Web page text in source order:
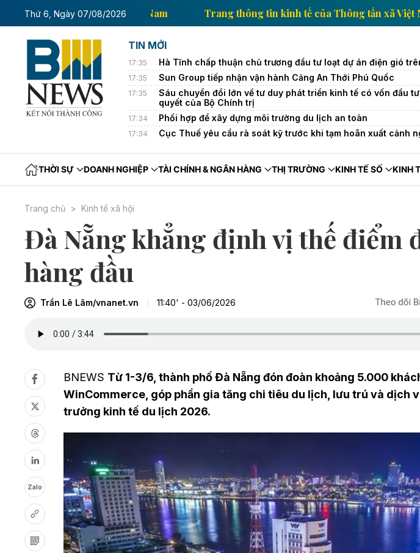
Thứ 6, Ngày 07/08/2026
thông tin kinh tế của Thông tấn xã Việt Nam Trang thông tin kinh tế của Thông
TIN MỚI
17:35 Hà Tĩnh chấp thuận chủ trương đầu tư loạt dự án điện gió
17:35 Sun Group tiếp nhận vận hành Cảng An Thới Phú Quốc
17:35
Sáu chuyển đổi lớn về tư duy phát triển kinh tế có vốn đầu
quyết của Bộ Chính trị
17:34 Phối hợp để xây dựng môi trường du lịch an toàn
17:34 Cục Thuế yêu cầu rà soát kỹ trước khi tạm hoãn xuất cảnh
THỜI SỰ DOANH NGHIỆP TÀI CHÍNH & NGÂN HÀNG THỊ TRƯỜNG KINH TẾ SỐ KINH
Trang chủ Kinh tế xã hội
Đà Nẵng khẳng định vị thế điểm
hàng đầu
Trần Lê Lâm/vnanet.vn 11:40' - 03/06/2026
Zalo
BNEWS Từ 1-3/6, thành phố Đà Nẵng đón đoàn khoảng 5.000
WinCommerce, góp phần gia tăng chi tiêu du lịch, lưu trú và dịch
trưởng kinh tế du lịch 2026.